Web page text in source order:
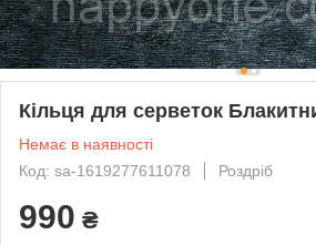
Кільця для серветок
Немає в наявності
Код: sa-1619277611078
Роздріб
990 ₴